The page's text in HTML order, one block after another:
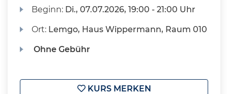
Beginn: Di., 07.07.2026, 19:00 - 21:00 Uhr
Ort: Lemgo, Haus Wippermann, Raum 010
Ohne Gebühr
KURS MERKEN